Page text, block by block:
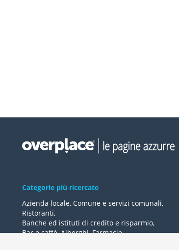
Categorie più ricercate
Azienda locale, Comune e servizi comunali,
Ristoranti,
Banche ed istituti di credito e risparmio,
Bar e caffè,Alberghi,Farmacie,